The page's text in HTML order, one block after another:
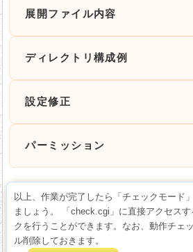
展開ファイル内容
ディレクトリ構成例
設定修正
パーミッション
以上、作業が完了したら「チェックモード
ましょう。 「check.cgi」に直接アクセス
クを行うことができます。なお、動作チェ
ル削除しておきます。